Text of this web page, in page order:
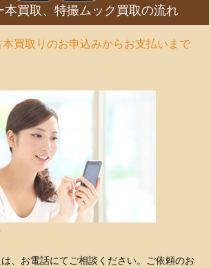
本買取、特撮ムック買取の流れ
買取りのお申込みからお支払いまで
、お電話にてご相談ください。ご依頼のお